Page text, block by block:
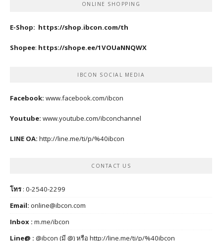
ONLINE SHOPPING
E-Shop: https://shop.ibcon.com/th
Shopee: https://shope.ee/1VOUaNNQWX
IBCON SOCIAL MEDIA
Facebook: www.facebook.com/ibcon
Youtube: www.youtube.com/ibconchannel
LINE OA: http://line.me/ti/p/%40ibcon
CONTACT US
โทร: 0-2540-2299
Email: online@ibcon.com
Inbox : m.me/ibcon
Line@ : @ibcon (มี @) หรือ http://line.me/ti/p/%40ibcon